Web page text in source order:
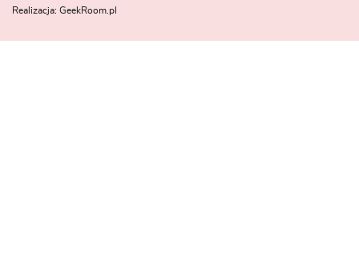
Realizacja: GeekRoom.pl